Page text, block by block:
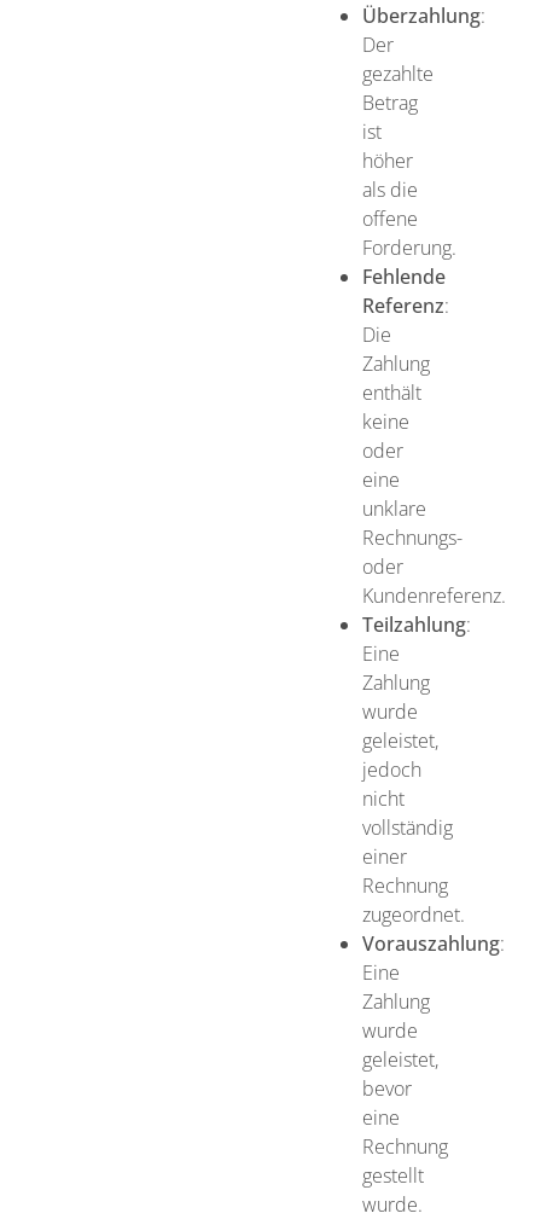
Überzahlung:
Der
gezahlte
Betrag
ist
höher
als die
offene
Forderung.
Fehlende
Referenz:
Die
Zahlung
enthält
keine
oder
eine
unklare
Rechnungs-
oder
Kundenreferenz.
Teilzahlung:
Eine
Zahlung
wurde
geleistet,
jedoch
nicht
vollständig
einer
Rechnung
zugeordnet.
Vorauszahlung:
Eine
Zahlung
wurde
geleistet,
bevor
eine
Rechnung
gestellt
wurde.